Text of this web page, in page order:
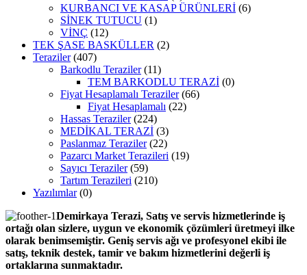
KURBANCI VE KASAP ÜRÜNLERİ (6)
SİNEK TUTUCU (1)
VİNÇ (12)
TEK ŞASE BASKÜLLER (2)
Teraziler (407)
Barkodlu Teraziler (11)
TEM BARKODLU TERAZİ (0)
Fiyat Hesaplamalı Teraziler (66)
Fiyat Hesaplamalı (22)
Hassas Teraziler (224)
MEDİKAL TERAZİ (3)
Paslanmaz Teraziler (22)
Pazarcı Market Terazileri (19)
Sayıcı Teraziler (59)
Tartım Terazileri (210)
Yazılımlar (0)
Demirkaya Terazi, Satış ve servis hizmetlerinde iş
ortağı olan sizlere, uygun ve ekonomik çözümleri üretmeyi ilke
olarak benimsemiştir. Geniş servis ağı ve profesyonel ekibi ile
satış, teknik destek, tamir ve bakım hizmetlerini değerli iş
ortaklarına sunmaktadır.